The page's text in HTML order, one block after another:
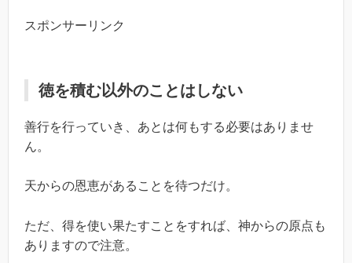
スポンサーリンク
徳を積む以外のことはしない
善行を行っていき、あとは何もする必要はありませ
ん。
天からの恩恵があることを待つだけ。
ただ、得を使い果たすことをすれば、神からの原点も
ありますので注意。